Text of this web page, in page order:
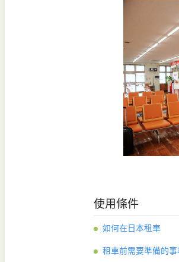
使用條件
如何在日本租車
租車前需要準備的